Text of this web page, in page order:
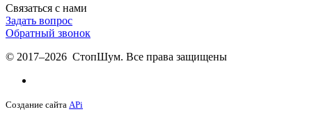
Связаться с нами
Задать вопрос
Обратный звонок
© 2017–2026 СтопШум. Все права защищены
Создание сайта APi